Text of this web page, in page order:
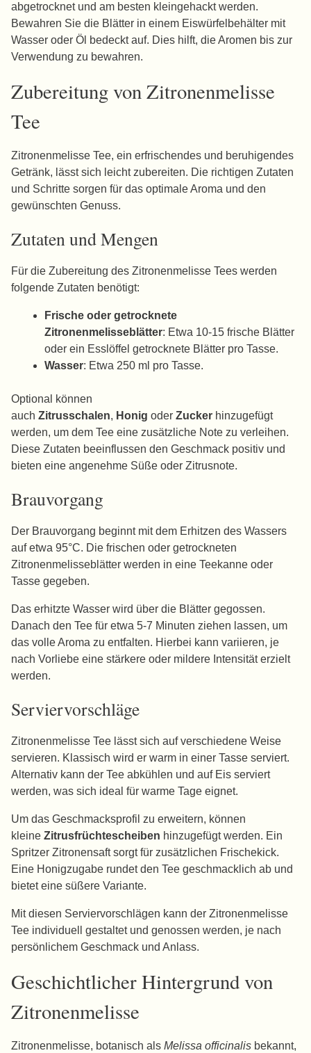
abgetrocknet und am besten kleingehackt werden.
Bewahren Sie die Blätter in einem Eiswürfelbehälter mit
Wasser oder Öl bedeckt auf. Dies hilft, die Aromen bis zur
Verwendung zu bewahren.
Zubereitung von Zitronenmelisse
Tee
Zitronenmelisse Tee, ein erfrischendes und beruhigendes
Getränk, lässt sich leicht zubereiten. Die richtigen Zutaten
und Schritte sorgen für das optimale Aroma und den
gewünschten Genuss.
Zutaten und Mengen
Für die Zubereitung des Zitronenmelisse Tees werden
folgende Zutaten benötigt:
Frische oder getrocknete
Zitronenmelisseblätter: Etwa 10-15 frische Blätter
oder ein Esslöffel getrocknete Blätter pro Tasse.
Wasser: Etwa 250 ml pro Tasse.
Optional können
auch Zitrusschalen, Honig oder Zucker hinzugefügt
werden, um dem Tee eine zusätzliche Note zu verleihen.
Diese Zutaten beeinflussen den Geschmack positiv und
bieten eine angenehme Süße oder Zitrusnote.
Brauvorgang
Der Brauvorgang beginnt mit dem Erhitzen des Wassers
auf etwa 95°C. Die frischen oder getrockneten
Zitronenmelisseblätter werden in eine Teekanne oder
Tasse gegeben.
Das erhitzte Wasser wird über die Blätter gegossen.
Danach den Tee für etwa 5-7 Minuten ziehen lassen, um
das volle Aroma zu entfalten. Hierbei kann variieren, je
nach Vorliebe eine stärkere oder mildere Intensität erzielt
werden.
Serviervorschläge
Zitronenmelisse Tee lässt sich auf verschiedene Weise
servieren. Klassisch wird er warm in einer Tasse serviert.
Alternativ kann der Tee abkühlen und auf Eis serviert
werden, was sich ideal für warme Tage eignet.
Um das Geschmacksprofil zu erweitern, können
kleine Zitrusfrüchtescheiben hinzugefügt werden. Ein
Spritzer Zitronensaft sorgt für zusätzlichen Frischekick.
Eine Honigzugabe rundet den Tee geschmacklich ab und
bietet eine süßere Variante.
Mit diesen Serviervorschlägen kann der Zitronenmelisse
Tee individuell gestaltet und genossen werden, je nach
persönlichem Geschmack und Anlass.
Geschichtlicher Hintergrund von
Zitronenmelisse
Zitronenmelisse, botanisch als Melissa officinalis bekannt,